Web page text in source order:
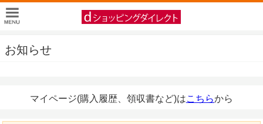
お知らせ
マイページ(購入履歴、領収書など)はこちらから